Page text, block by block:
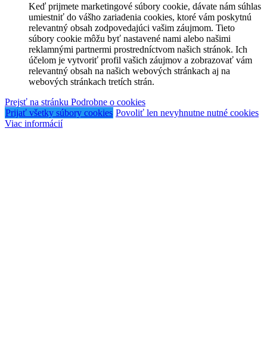
Keď prijmete marketingové súbory cookie, dávate nám súhlas
umiestniť do vášho zariadenia cookies, ktoré vám poskytnú
relevantný obsah zodpovedajúci vašim záujmom. Tieto
súbory cookie môžu byť nastavené nami alebo našimi
reklamnými partnermi prostredníctvom našich stránok. Ich
účelom je vytvoriť profil vašich záujmov a zobrazovať vám
relevantný obsah na našich webových stránkach aj na
webových stránkach tretích strán.
Prejsť na stránku Podrobne o cookies
Prijať všetky súbory cookies Povoliť len nevyhnutne nutné cookies
Viac informácií